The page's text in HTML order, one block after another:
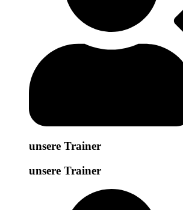
unsere Trainer
unsere Trainer